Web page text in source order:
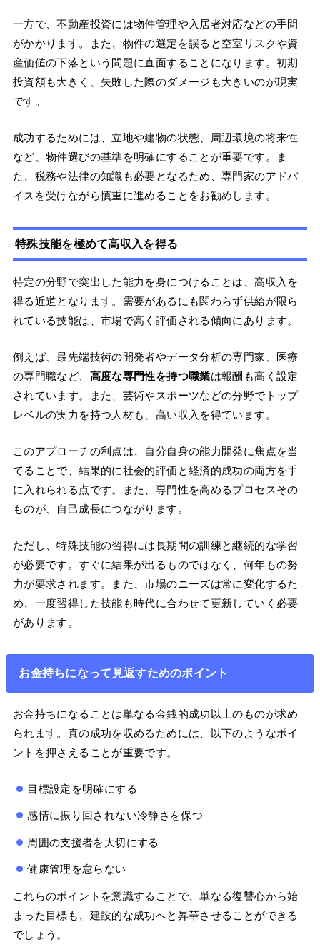
一方で、不動産投資には物件管理や入居者対応などの手間
がかかります。また、物件の選定を誤ると空室リスクや資
産価値の下落という問題に直面することになります。初期
投資額も大きく、失敗した際のダメージも大きいのが現実
です。
成功するためには、立地や建物の状態、周辺環境の将来性
など、物件選びの基準を明確にすることが重要です。ま
た、税務や法律の知識も必要となるため、専門家のアドバ
イスを受けながら慎重に進めることをお勧めします。
特殊技能を極めて高収入を得る
特定の分野で突出した能力を身につけることは、高収入を
得る近道となります。需要があるにも関わらず供給が限ら
れている技能は、市場で高く評価される傾向にあります。
例えば、最先端技術の開発者やデータ分析の専門家、医療
の専門職など、 高度な専門性を持つ職業は報酬も高く設定
されています。また、芸術やスポーツなどの分野でトップ
レベルの実力を持つ人材も、高い収入を得ています。
このアプローチの利点は、自分自身の能力開発に焦点を当
てることで、結果的に社会的評価と経済的成功の両方を手
に入れられる点です。また、専門性を高めるプロセスその
ものが、自己成長につながります。
ただし、特殊技能の習得には長期間の訓練と継続的な学習
が必要です。すぐに結果が出るものではなく、何年もの努
力が要求されます。また、市場のニーズは常に変化するた
め、一度習得した技能も時代に合わせて更新していく必要
があります。
お金持ちになって見返すためのポイント
お金持ちになることは単なる金銭的成功以上のものが求め
られます。真の成功を収めるためには、以下のようなポイ
ントを押さえることが重要です。
目標設定を明確にする
感情に振り回されない冷静さを保つ
周囲の支援者を大切にする
健康管理を怠らない
これらのポイントを意識することで、単なる復讐心から始
まった目標も、建設的な成功へと昇華させることができる
でしょう。